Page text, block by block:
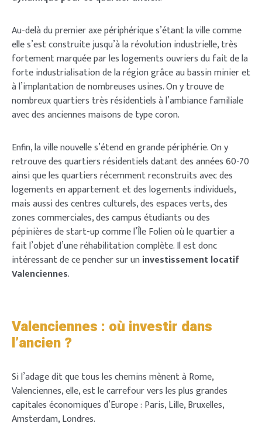
Au-delà du premier axe périphérique s’étant la ville comme
elle s’est construite jusqu’à la révolution industrielle, très
fortement marquée par les logements ouvriers du fait de la
forte industrialisation de la région grâce au bassin minier et
à l’implantation de nombreuses usines. On y trouve de
nombreux quartiers très résidentiels à l’ambiance familiale
avec des anciennes maisons de type coron.
Enfin, la ville nouvelle s’étend en grande périphérie. On y
retrouve des quartiers résidentiels datant des années 60-70
ainsi que les quartiers récemment reconstruits avec des
logements en appartement et des logements individuels,
mais aussi des centres culturels, des espaces verts, des
zones commerciales, des campus étudiants ou des
pépinières de start-up comme l’Île Folien où le quartier a
fait l’objet d’une réhabilitation complète. Il est donc
intéressant de ce pencher sur uninvestissement locatif
Valenciennes.
Valenciennes : où investir dans
l’ancien ?
Si l’adage dit que tous les chemins mènent à Rome,
Valenciennes, elle, est le carrefour vers les plus grandes
capitales économiques d’Europe : Paris, Lille, Bruxelles,
Amsterdam, Londres.